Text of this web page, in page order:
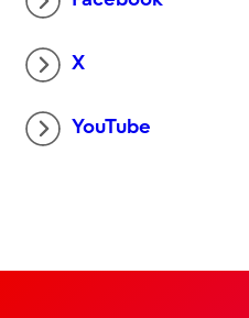
X
YouTube